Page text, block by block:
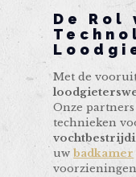
De Rol
Met de
Onze
technieken
uwbadkamer